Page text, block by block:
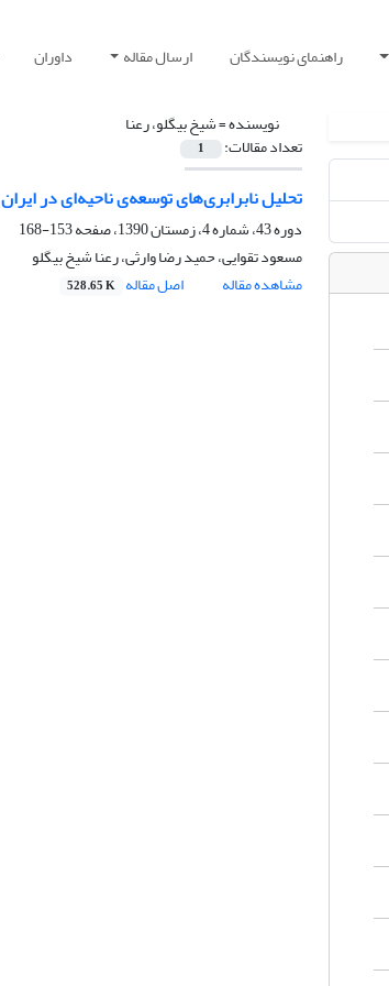
راهنمای نویسندگان ارسال مقاله داوران
نویسنده =شیخ بیگلو، رعنا
تعداد مقالات: 1
تحلیل نابرابری‌های توسعه‌ی ناحیه‌ای در ایران
دوره 43، شماره 4، زمستان 1390، صفحه
153-168
مسعود تقوایی، حمید رضا وارثی، رعنا شیخ بیگلو
مشاهده مقاله
اصل مقاله 528.65 K